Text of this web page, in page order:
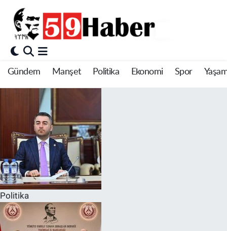
Gündem Manşet Politika Ekonomi Spor
Politika